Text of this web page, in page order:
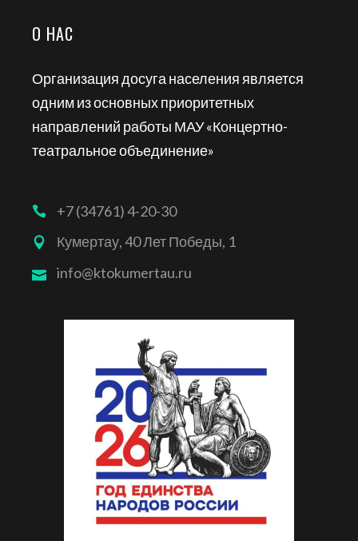
О НАС
Организация досуга населения является
одним из основных приоритетных
направлений работы МАУ «Концертно-
театральное объединение»
+7 (34761) 4-20-30
Кумертау, 40 Лет Победы, 1
info@ktokumertau.ru